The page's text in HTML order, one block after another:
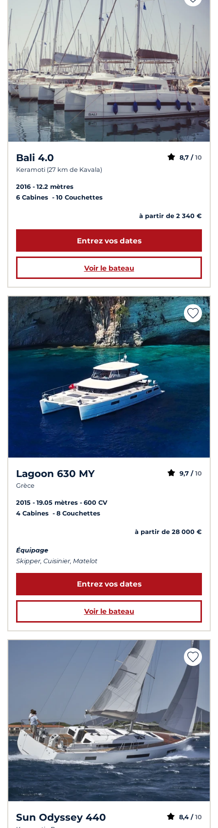
Bali 4.0
Keramoti (27 km de Kavala)
8,7 / 10
2016
12.2 mètres
6 Cabines
10 Couchettes
à partir de 2 340 €
Entrez vos dates
Voir le bateau
Lagoon 630 MY
Grèce
9,7 / 10
2015 19.05 mètres
600 CV
4 Cabines
8 Couchettes
à partir de 28 000 €
Équipage
Skipper, Cuisinier, Matelot
Entrez vos dates
Voir le bateau
Sun Odyssey 440 8,4 / 10